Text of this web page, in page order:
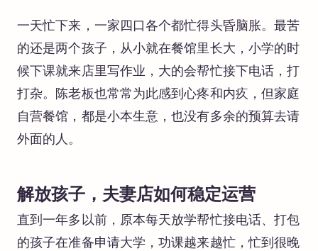
一天忙下来，一家四口各个都忙得头昏脑胀。最苦
的还是两个孩子，从小就在餐馆里长大，小学的时
候下课就来店里写作业，大的会帮忙接下电话，打
打杂。陈老板也常常为此感到心疼和内疚，但家庭
自营餐馆，都是小本生意，也没有多余的预算去请
外面的人。
解放孩子，夫妻店如何稳定运营
直到一年多以前，原本每天放学帮忙接电话、打包
的孩子在准备申请大学，功课越来越忙，忙到很晚